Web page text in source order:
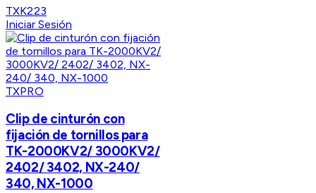
TXK223
Iniciar Sesión
TXPRO
Clip de cinturón con
fijación de tornillos para
TK-2000KV2/ 3000KV2/
2402/ 3402, NX-240/
340, NX-1000